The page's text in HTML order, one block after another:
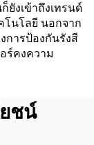
งเข้าถึงเทรนด์
นโลยี นอกจาก
การป้องกันรังสี
ร์คงความ
ชน์